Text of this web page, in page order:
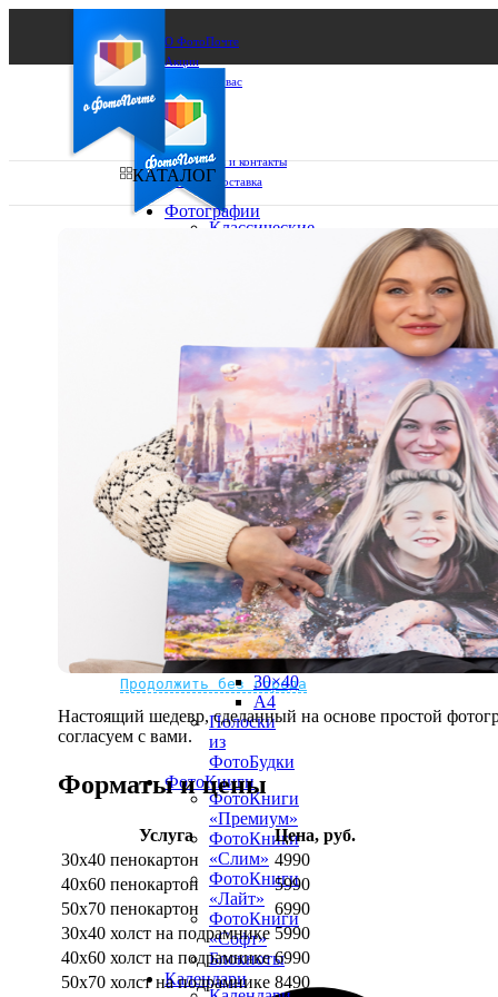
О ФотоПочте
Акции
Сделаем за вас
Бизнесу
FAQ
Франшиза
Поддержка и контакты
Оплата и доставка
Не нашли Ваш город?
Мы доставляем по всему миру
Продолжить без города
КАТАЛОГ
Фотографии
Классические
15х20
20х20
20х30
30х40
А4
Фото
в
рамке
10х10
10×15
13×18
15×15
15×20
20×20
20×30
30×30
30×40
A4
Полоски
из
ФотоБудки
ФотоКниги
ФотоКниги
«Премиум»
ФотоКниги
«Слим»
ФотоКниги
«Лайт»
ФотоКниги
«Софт»
Блокноты
Календари
Настоящий шедевр, сделанный на основе простой
согласуем с вами.
Форматы и цены
Услуга
Цена, руб.
30х40 пенокартон
4990
40х60 пенокартон
5990
50х70 пенокартон
6990
30х40 холст на подрамнике 5990
40х60 холст на подрамнике 6990
50х70 холст на подрамнике 8490